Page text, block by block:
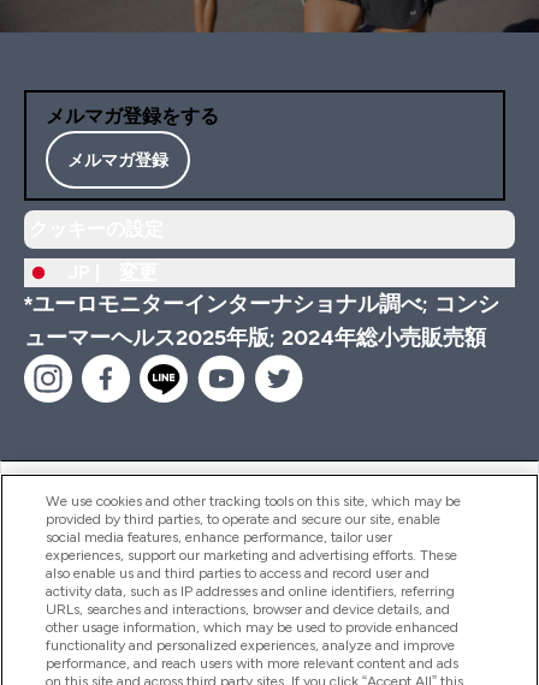
メルマガ登録をする
メルマガ登録
*ユーロモニターインターナショナル調べ; コンシ
ューマーヘルス2025年版; 2024年総小売販売額
ヘルプ＆ガイド
商品について
会社概要
We use cookies and other tracking tools on this site, which may be
provided by third parties, to operate and secure our site, enable
social media features, enhance performance, tailor user
experiences, support our marketing and advertising efforts. These
also enable us and third parties to access and record user and
activity data, such as IP addresses and online identifiers, referring
URLs, searches and interactions, browser and device details, and
other usage information, which may be used to provide enhanced
functionality and personalized experiences, analyze and improve
performance, and reach users with more relevant content and ads
on this site and across third party sites. If you click “Accept All” this